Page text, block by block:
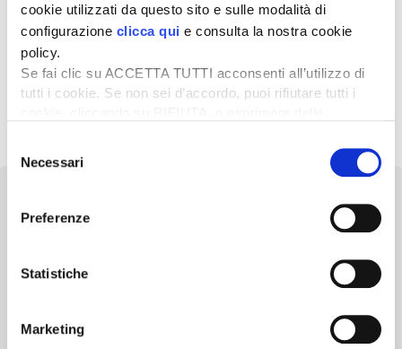
cookie utilizzati da questo sito e sulle modalità di
configurazione clicca qui e consulta la nostra cookie
policy.
Se fai clic su ACCETTA TUTTI acconsenti all’utilizzo di
tutti i cookie. Se non sei d’accordo, puoi rifiutare tutti i
desideri accettare e cliccando ACCETTA SELEZIONATI.
delNecessari
Preferenze
Statistiche
Marketing
2 Dicembre 2025
Rinnovo agrofarmaci, stop alle proroghe
temporanee
La Corte di giustizia dell’Unione europea ha censurato il
ricorso sistematico della Commissione europea alle